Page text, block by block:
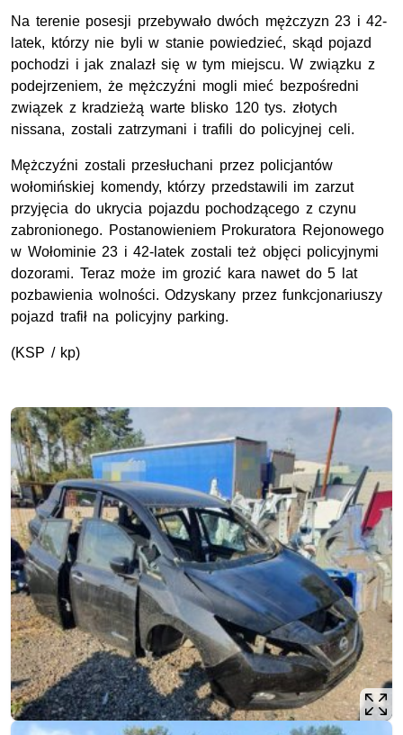
Na terenie posesji przebywało dwóch mężczyzn 23 i 42-
latek, którzy nie byli w stanie powiedzieć, skąd pojazd
pochodzi i jak znalazł się w tym miejscu. W związku z
podejrzeniem, że mężczyźni mogli mieć bezpośredni
związek z kradzieżą warte blisko 120 tys. złotych
nissana, zostali zatrzymani i trafili do policyjnej celi.
Mężczyźni zostali przesłuchani przez policjantów
wołomińskiej komendy, którzy przedstawili im zarzut
przyjęcia do ukrycia pojazdu pochodzącego z czynu
zabronionego. Postanowieniem Prokuratora Rejonowego
w Wołominie 23 i 42-latek zostali też objęci policyjnymi
dozorami. Teraz może im grozić kara nawet do 5 lat
pozbawienia wolności. Odzyskany przez funkcjonariuszy
pojazd trafił na policyjny parking.
(KSP / kp)